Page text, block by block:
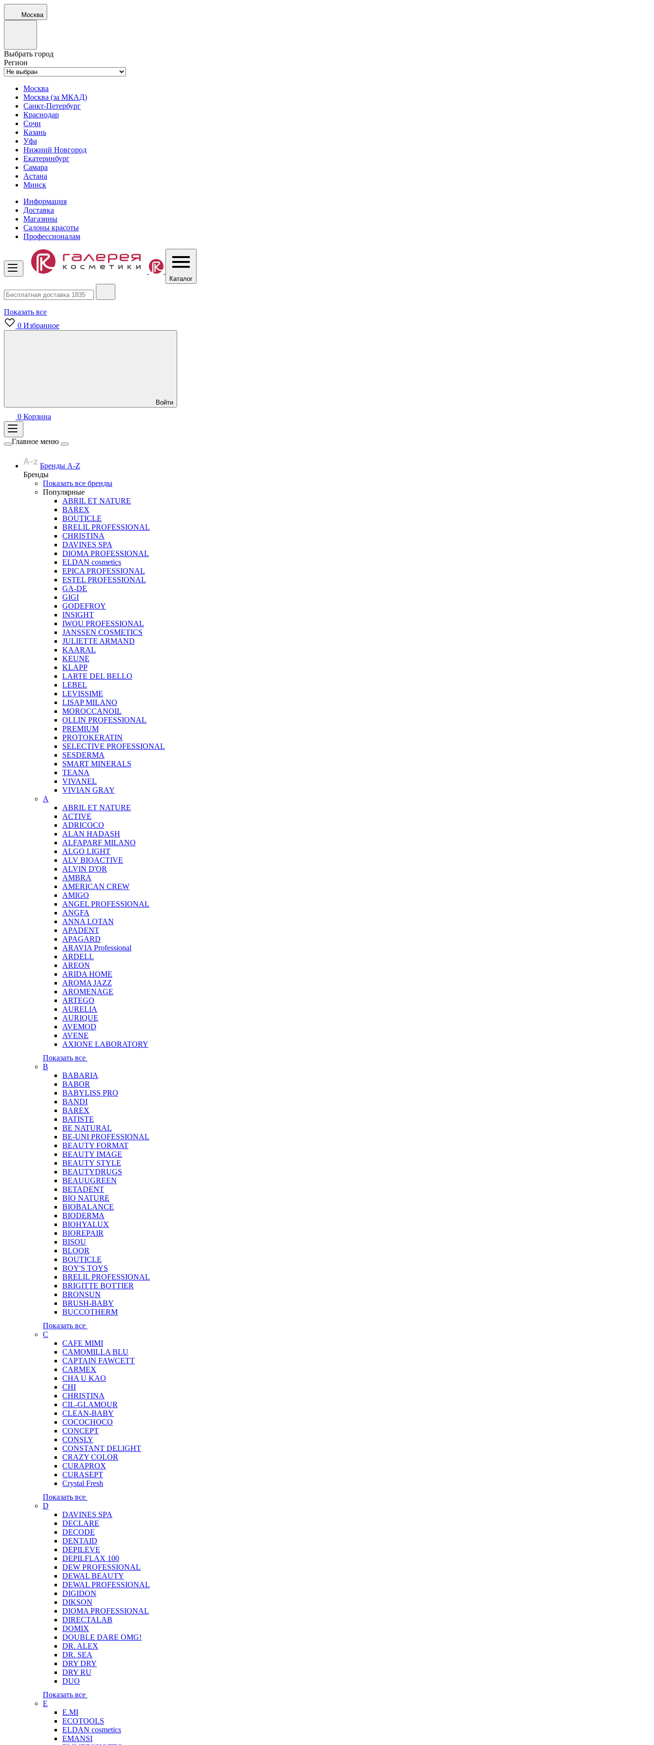
Москва
Выбрать город
Регион
Москва
Москва (за МКАД)
Санкт-Петербург
Краснодар
Сочи
Казань
Уфа
Нижний Новгород
Екатеринбург
Самара
Астана
Минск
Информация
Доставка
Магазины
Салоны красоты
Профессионалам
Каталог
Показать все
0 Избранное
Войти
0 Корзина
Главное меню
Бренды A-Z
Бренды
Показать все бренды
Популярные
ABRIL ET NATURE
BAREX
BOUTICLE
BRELIL PROFESSIONAL
CHRISTINA
DAVINES SPA
DIOMA PROFESSIONAL
ELDAN cosmetics
EPICA PROFESSIONAL
ESTEL PROFESSIONAL
GA-DE
GIGI
GODEFROY
INSIGHT
IWOU PROFESSIONAL
JANSSEN COSMETICS
JULIETTE ARMAND
KAARAL
KEUNE
KLAPP
LARTE DEL BELLO
LEBEL
LEVISSIME
LISAP MILANO
MOROCCANOIL
OLLIN PROFESSIONAL
PREMIUM
PROTOKERATIN
SELECTIVE PROFESSIONAL
SESDERMA
SMART MINERALS
TEANA
VIVANEL
VIVIAN GRAY
A
ABRIL ET NATURE
ACTIVE
ADRICOCO
ALAN HADASH
ALFAPARF MILANO
ALGO LIGHT
ALV BIOACTIVE
ALVIN D'OR
AMBRA
AMERICAN CREW
AMIGO
ANGEL PROFESSIONAL
ANGFA
ANNA LOTAN
APADENT
APAGARD
ARAVIA Professional
ARDELL
AREON
ARIDA HOME
AROMA JAZZ
AROMENAGE
ARTEGO
AURELIA
AURIQUE
AVEMOD
AVENE
AXIONE LABORATORY
Показать все
B
BABARIA
BABOR
BABYLISS PRO
BANDI
BAREX
BATISTE
BE NATURAL
BE-UNI PROFESSIONAL
BEAUTY FORMAT
BEAUTY IMAGE
BEAUTY STYLE
BEAUTYDRUGS
BEAUUGREEN
BETADENT
BIO NATURE
BIOBALANCE
BIODERMA
BIOHYALUX
BIOREPAIR
BISOU
BLOOR
BOUTICLE
BOY'S TOYS
BRELIL PROFESSIONAL
BRIGITTE BOTTIER
BRONSUN
BRUSH-BABY
BUCCOTHERM
Показать все
C
CAFE MIMI
CAMOMILLA BLU
CAPTAIN FAWCETT
CARMEX
CHA U KAO
CHI
CHRISTINA
CIL-GLAMOUR
CLEAN-BABY
COCOCHOCO
CONCEPT
CONSLY
CONSTANT DELIGHT
CRAZY COLOR
CURAPROX
CURASEPT
Crystal Fresh
Показать все
D
DAVINES SPA
DECLARE
DECODE
DENTAID
DEPILEVE
DEPILFLAX 100
DEW PROFESSIONAL
DEWAL BEAUTY
DEWAL PROFESSIONAL
DIGIDON
DIKSON
DIOMA PROFESSIONAL
DIRECTALAB
DOMIX
DOUBLE DARE OMG!
DR. ALEX
DR. SEA
DRY DRY
DRY RU
DUO
Показать все
E
E.MI
ECOTOOLS
ELDAN cosmetics
EMANSI